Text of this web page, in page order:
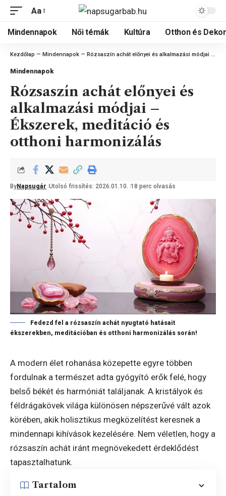
Aa
Mindennapok Női témák Kultúra Otthon és
Kezdőlap — Mindennapok — Rózsaszín achát előnyei és alkalmazási módjai – Ékszerek, meditáció és otthoni harmonizálás
Mindennapok
Rózsaszín achát előnyei és
alkalmazási módjai –
Ékszerek, meditáció és
otthoni harmonizálás
By Napsugár Utolsó frissítés: 2026.01.10. 18 perc olvasás
Fedezd fel a rózsaszín achát nyugtató hatásait
ékszerekben, meditációban és otthoni harmonizálás során!
A modern élet rohanása közepette egyre többen
fordulnak a természet adta gyógyító erők felé, hogy
belső békét és harmóniát találjanak. A kristályok és
féldrágakövek világa különösen népszerűvé vált azok
körében, akik holisztikus megközelítést keresnek a
mindennapi kihívások kezelésére. Nem véletlen, hogy a
rózsaszín achát iránt megnövekedett érdeklődést
tapasztalhatunk.
Tartalom